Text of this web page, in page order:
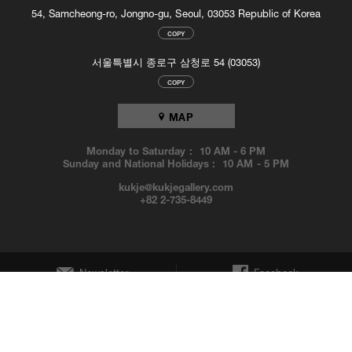
54, Samcheong-ro, Jongno-gu, Seoul, 03053 Republic of Korea
COPY
서울특별시 종로구 삼청로 54 (03053)
COPY
MAP
Monday to Saturday : 10 AM -6 PM
Sunday and National Holidays : 10 AM -5 PM
kukje@kukjegallery.com
+82 2-735-8449
Newsletter Facebook